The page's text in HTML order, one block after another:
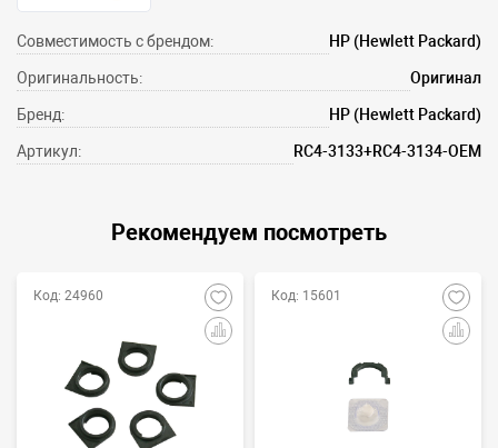
Совместимость с брендом: HP (Hewlett Packard)
Оригинальность: Оригинал
Бренд: HP (Hewlett Packard)
Артикул: RC4-3133+RC4-3134-OEM
Рекомендуем посмотреть
Код: 24960 Код: 15601